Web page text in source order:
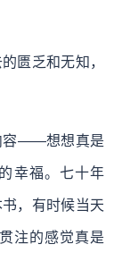
匮乏和无知，
容——想想真是
幸福。七十年
，有时候当天
注的感觉真是